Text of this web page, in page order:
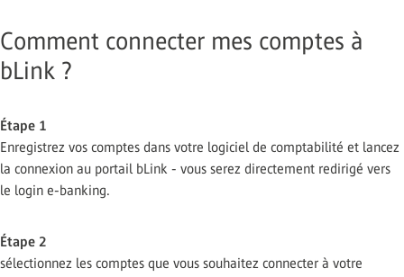
Comment connecter mes comptes à
bLink ?
Étape 1
Enregistrez vos comptes dans votre logiciel de comptabilité et lancez
la connexion au portail bLink - vous serez directement redirigé vers
le login e-banking.
Étape 2
sélectionnez les comptes que vous souhaitez connecter à votre